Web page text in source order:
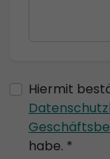
Hiermit
habe. *